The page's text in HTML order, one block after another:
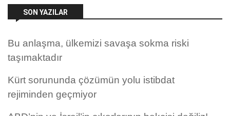
SON YAZILAR
Bu anlaşma, ülkemizi savaşa sokma riski
taşımaktadır
Kürt sorununda çözümün yolu istibdat
rejiminden geçmiyor